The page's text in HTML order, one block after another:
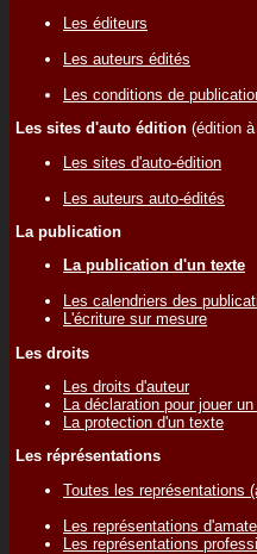
Les éditeurs
Les auteurs édités
Les conditions de
Les sites d'auto édition (édition
Les sites d'auto-édition
Les auteurs auto-édités
La publication
La publication d'un texte
Les calendriers des
L'écriture sur mesure
Les droits
Les droits d'auteur
La déclaration pour jouer
La protection d'un texte
Les réprésentations
Toutes les représentations
Les représentations
Les représentations